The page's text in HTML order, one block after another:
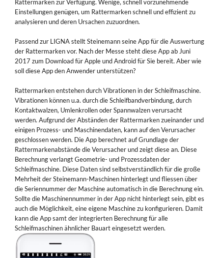
Rattermarken zur Verfügung. Wenige, schnell vorzunehmende
Einstellungen genügen, um Rattermarken schnell und effizient zu
analysieren und deren Ursachen zuzuordnen.
Passend zur LIGNA stellt Steinemann seine App für die Auswertung
der Rattermarken vor. Nach der Messe steht diese App ab Juni
2017 zum Download für Apple und Android für Sie bereit. Aber wie
soll diese App den Anwender unterstützen?
Rattermarken entstehen durch Vibrationen in der Schleifmaschine.
Vibrationen können u.a. durch die Schleifbandverbindung, durch
Kontaktwalzen, Umlenkrollen oder Spannwalzen verursacht
werden. Aufgrund der Abständen der Rattermarken zueinander und
einigen Prozess- und Maschinendaten, kann auf den Verursacher
geschlossen werden. Die App berechnet auf Grundlage der
Rattermarkenabstände die Verursacher und zeigt diese an. Diese
Berechnung verlangt Geometrie- und Prozessdaten der
Schleifmaschine. Diese Daten sind selbstverständlich für die große
Mehrheit der Steinemann-Maschinen hinterlegt und fliessen über
die Seriennummer der Maschine automatisch in die Berechnung ein.
Sollte die Maschinennummer in der App nicht hinterlegt sein, gibt es
auch die Möglichkeit, eine eigene Maschine zu konfigurieren. Damit
kann die App samt der integrierten Berechnung für alle
Schleifmaschinen ähnlicher Bauart eingesetzt werden.